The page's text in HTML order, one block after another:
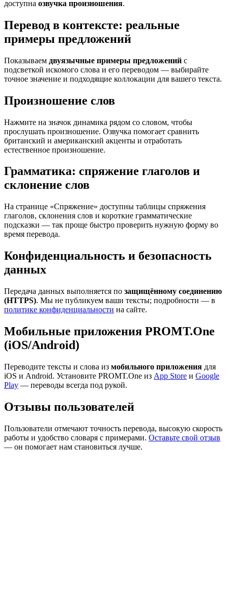
доступна озвучка произношения.
Перевод в контексте: реальные
примеры предложений
Показываем двуязычные примеры предложений с
подсветкой искомого слова и его переводом — выбирайте
точное значение и подходящие коллокации для вашего текста.
Произношение слов
Нажмите на значок динамика рядом со словом, чтобы
прослушать произношение. Озвучка помогает сравнить
британский и американский акценты и отработать
естественное произношение.
Грамматика: спряжение глаголов и
склонение слов
На странице «Спряжение» доступны таблицы спряжения
глаголов, склонения слов и короткие грамматические
подсказки — так проще быстро проверить нужную форму во
время перевода.
Конфиденциальность и безопасность
данных
Передача данных выполняется по защищённому соединению
(HTTPS). Мы не публикуем ваши тексты; подробности — в
политике конфиденциальности на сайте.
Мобильные приложения PROMT.One
(iOS/Android)
Переводите тексты и слова из мобильного приложения для
iOS и Android. Установите PROMT.One из App Store и Google
Play — переводы всегда под рукой.
Отзывы пользователей
Пользователи отмечают точность перевода, высокую скорость
работы и удобство словаря с примерами. Оставьте свой отзыв
— он помогает нам становиться лучше.